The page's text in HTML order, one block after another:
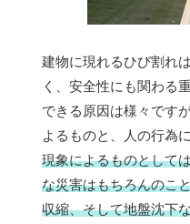
建物に現れるひび割れ
く、安全性にも関わる
できる原因は様々です
よるものと、人の行為
現象によるものとして
な災害はもちろんのこ
収縮、そして地盤沈下